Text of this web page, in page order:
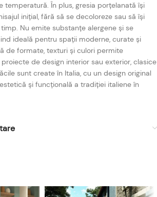
temperatură. În plus, gresia porțelanată își
inițial, fără să se decoloreze sau să își
Nu emite substanțe alergene și se
ideală pentru spații moderne, curate și
de formate, texturi și culori permite
de design interior sau exterior, clasice
sunt create în Italia, cu un design original
și funcțională a tradiției italiene în